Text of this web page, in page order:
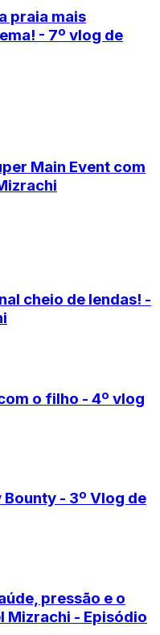
praia mais
- 7º vlog de
Main Event com
cheio de lendas! -
o filho - 4º vlog
- 3º Vlog de
pressão e o
Mizrachi - Episódio